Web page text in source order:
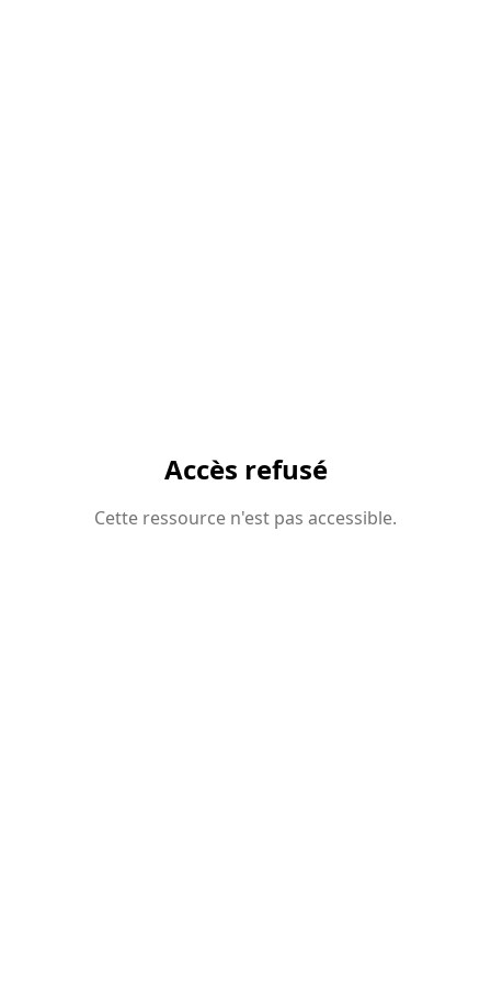
Accès refusé
Cette ressource n'est pas accessible.